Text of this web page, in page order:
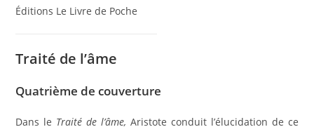
Éditions Le Livre de Poche
Traité de l’âme
Quatrième de couverture
Dans le Traité de l’âme, Aristote conduit l’élucidation de ce